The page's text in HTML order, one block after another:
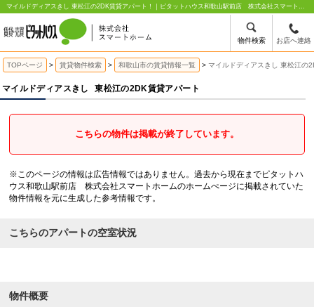
物件検索 お店へ連絡
マイルドディアスきし 東松江の2DK賃貸アパート！｜ピタットハウス和歌山駅前店 株式会社スマートホーム
TOPページ 賃貸物件検索 和歌山市の賃貸情報一覧 マイルドディアスきし 東松江の
マイルドディアスきし 東松江の2DK賃貸アパート
こちらの物件は掲載が終了しています。
※このページの情報は広告情報ではありません。過去から現在までピタットハ
ウス和歌山駅前店 株式会社スマートホームのホームぺージに掲載されていた
物件情報を元に生成した参考情報です。
こちらのアパートの空室状況
物件概要